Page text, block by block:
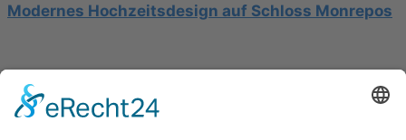
Modernes Hochzeitsdesign auf Schloss Monrepos
Hochzeit am Gardasee auf einer Segelyacht